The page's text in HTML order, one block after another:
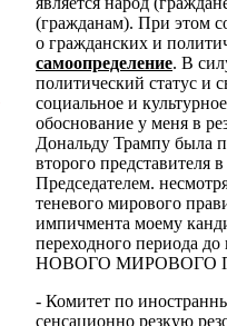
(гражданам). При этом
о гражданских и
самоопределение. В
политический статус и
социальное и
обоснование у меня в
Дональду Трампу была
второго представителя
Председателем.
теневого мирового
импичмента моему
переходного
НОВОГО МИРОВОГО
- Комитет по
сенсационно резкую